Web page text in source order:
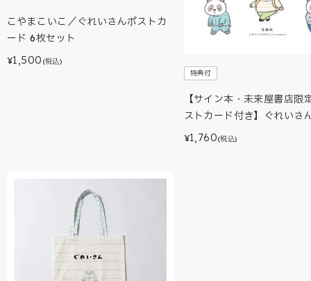
こやまこいこ／ぐれいさんポストカ
ード 6枚セット
¥1,500 (税込)
特典付
【サイン本・未来屋書店限
ストカード付き】ぐれいさ
¥1,760(税込)